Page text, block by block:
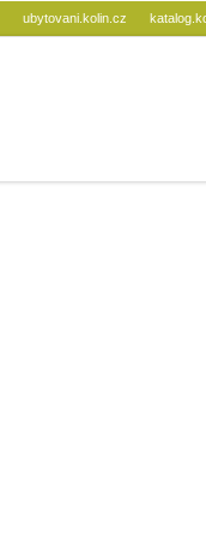
ubytovani.kolin.cz